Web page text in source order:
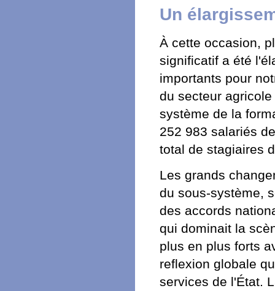
Un
À cette occasion,
significatif a été
importants pour
du secteur
système de la
252 983 salariés
total de stagiaires
Les grands
du sous-système,
des accords
qui dominait la
plus en plus forts
reflexion globale
services de l'État.